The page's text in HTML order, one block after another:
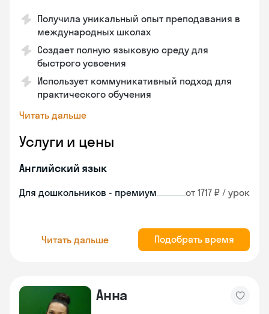
Получила уникальный опыт преподавания в
международных школах
Создает полную языковую среду для
быстрого усвоения
Использует коммуникативный подход для
практического обучения
Читать дальше
Услуги и цены
Английский язык
Для дошкольников - премиум от 1717 ₽ / урок
Читать дальше Подобрать время
Анна